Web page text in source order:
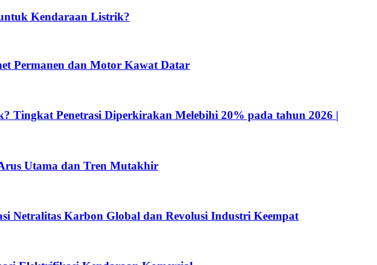
Kendaraan Listrik?
Permanen dan Motor Kawat Datar
Tingkat Penetrasi Diperkirakan Melebihi 20% pada tahun 2026 |
Utama dan Tren Mutakhir
Netralitas Karbon Global dan Revolusi Industri Keempat